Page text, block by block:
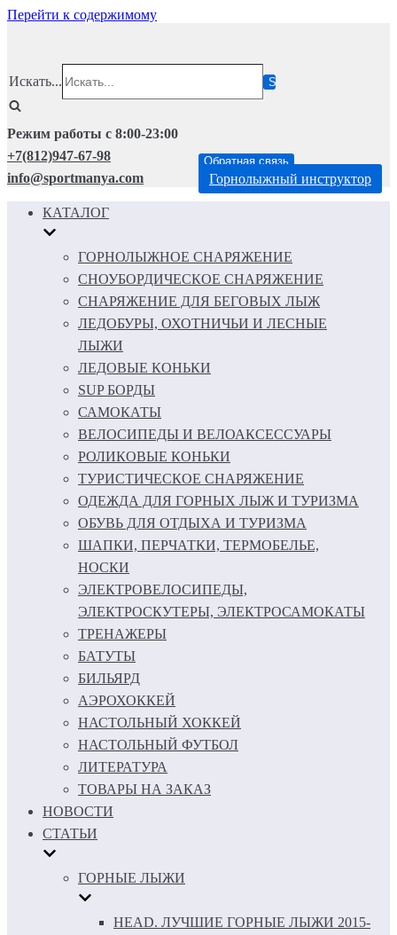
Перейти к содержимому
Искать...
Режим работы с 8:00-23:00
+7(812)947-67-98
info@sportmanya.com
Обратная связь
Горнолыжный инструктор
КАТАЛОГ
ГОРНОЛЫЖНОЕ СНАРЯЖЕНИЕ
СНОУБОРДИЧЕСКОЕ СНАРЯЖЕНИЕ
СНАРЯЖЕНИЕ ДЛЯ БЕГОВЫХ ЛЫЖ
ЛЕДОБУРЫ, ОХОТНИЧЬИ И ЛЕСНЫЕ
ЛЫЖИ
ЛЕДОВЫЕ КОНЬКИ
SUP БОРДЫ
САМОКАТЫ
ВЕЛОСИПЕДЫ И ВЕЛОАКСЕССУАРЫ
РОЛИКОВЫЕ КОНЬКИ
ТУРИСТИЧЕСКОЕ СНАРЯЖЕНИЕ
ОДЕЖДА ДЛЯ ГОРНЫХ ЛЫЖ И ТУРИЗМА
ОБУВЬ ДЛЯ ОТДЫХА И ТУРИЗМА
ШАПКИ, ПЕРЧАТКИ, ТЕРМОБЕЛЬЕ,
НОСКИ
ЭЛЕКТРОВЕЛОСИПЕДЫ,
ЭЛЕКТРОСКУТЕРЫ, ЭЛЕКТРОСАМОКАТЫ
ТРЕНАЖЕРЫ
БАТУТЫ
БИЛЬЯРД
АЭРОХОККЕЙ
НАСТОЛЬНЫЙ ХОККЕЙ
НАСТОЛЬНЫЙ ФУТБОЛ
ЛИТЕРАТУРА
ТОВАРЫ НА ЗАКАЗ
НОВОСТИ
СТАТЬИ
ГОРНЫЕ ЛЫЖИ
HEAD. ЛУЧШИЕ ГОРНЫЕ ЛЫЖИ 2015-